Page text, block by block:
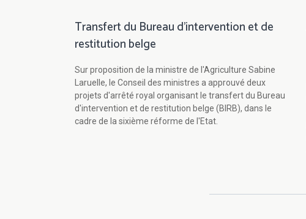
Transfert du Bureau d'intervention et de
restitution belge
Sur proposition de la ministre de l'Agriculture Sabine
Laruelle, le Conseil des ministres a approuvé deux
projets d'arrêté royal organisant le transfert du Bureau
d'intervention et de restitution belge (BIRB), dans le
cadre de la sixième réforme de l'Etat.